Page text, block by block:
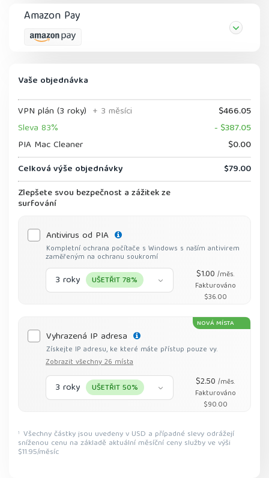
Amazon Pay
Vaše objednávka
VPN plán (3 roky) + 3 měsíci
$466.05
Sleva 83%
- $387.05
PIA Mac Cleaner
$0.00
Celková výše objednávky
$79.00
Zlepšete svou bezpečnost a zážitek ze
surfování
Antivirus od PIA
Kompletní ochrana počítače s Windows s naším antivirem
zaměřeným na ochranu soukromí
3 roky UŠETŘIT 78% $1.00 /měs.
Fakturováno
$36.00
NOVÁ MÍSTA
Vyhrazená IP adresa
Získejte IP adresu, ke které máte přístup pouze vy.
Zobrazit všechny 26 místa
3 roky UŠETŘIT 50% $2.50 /měs.
Fakturováno
$90.00
1 Všechny částky jsou uvedeny v USD a případné slevy odrážejí
sníženou cenu na základě aktuální měsíční ceny služby ve výši
$11.95/měsíc